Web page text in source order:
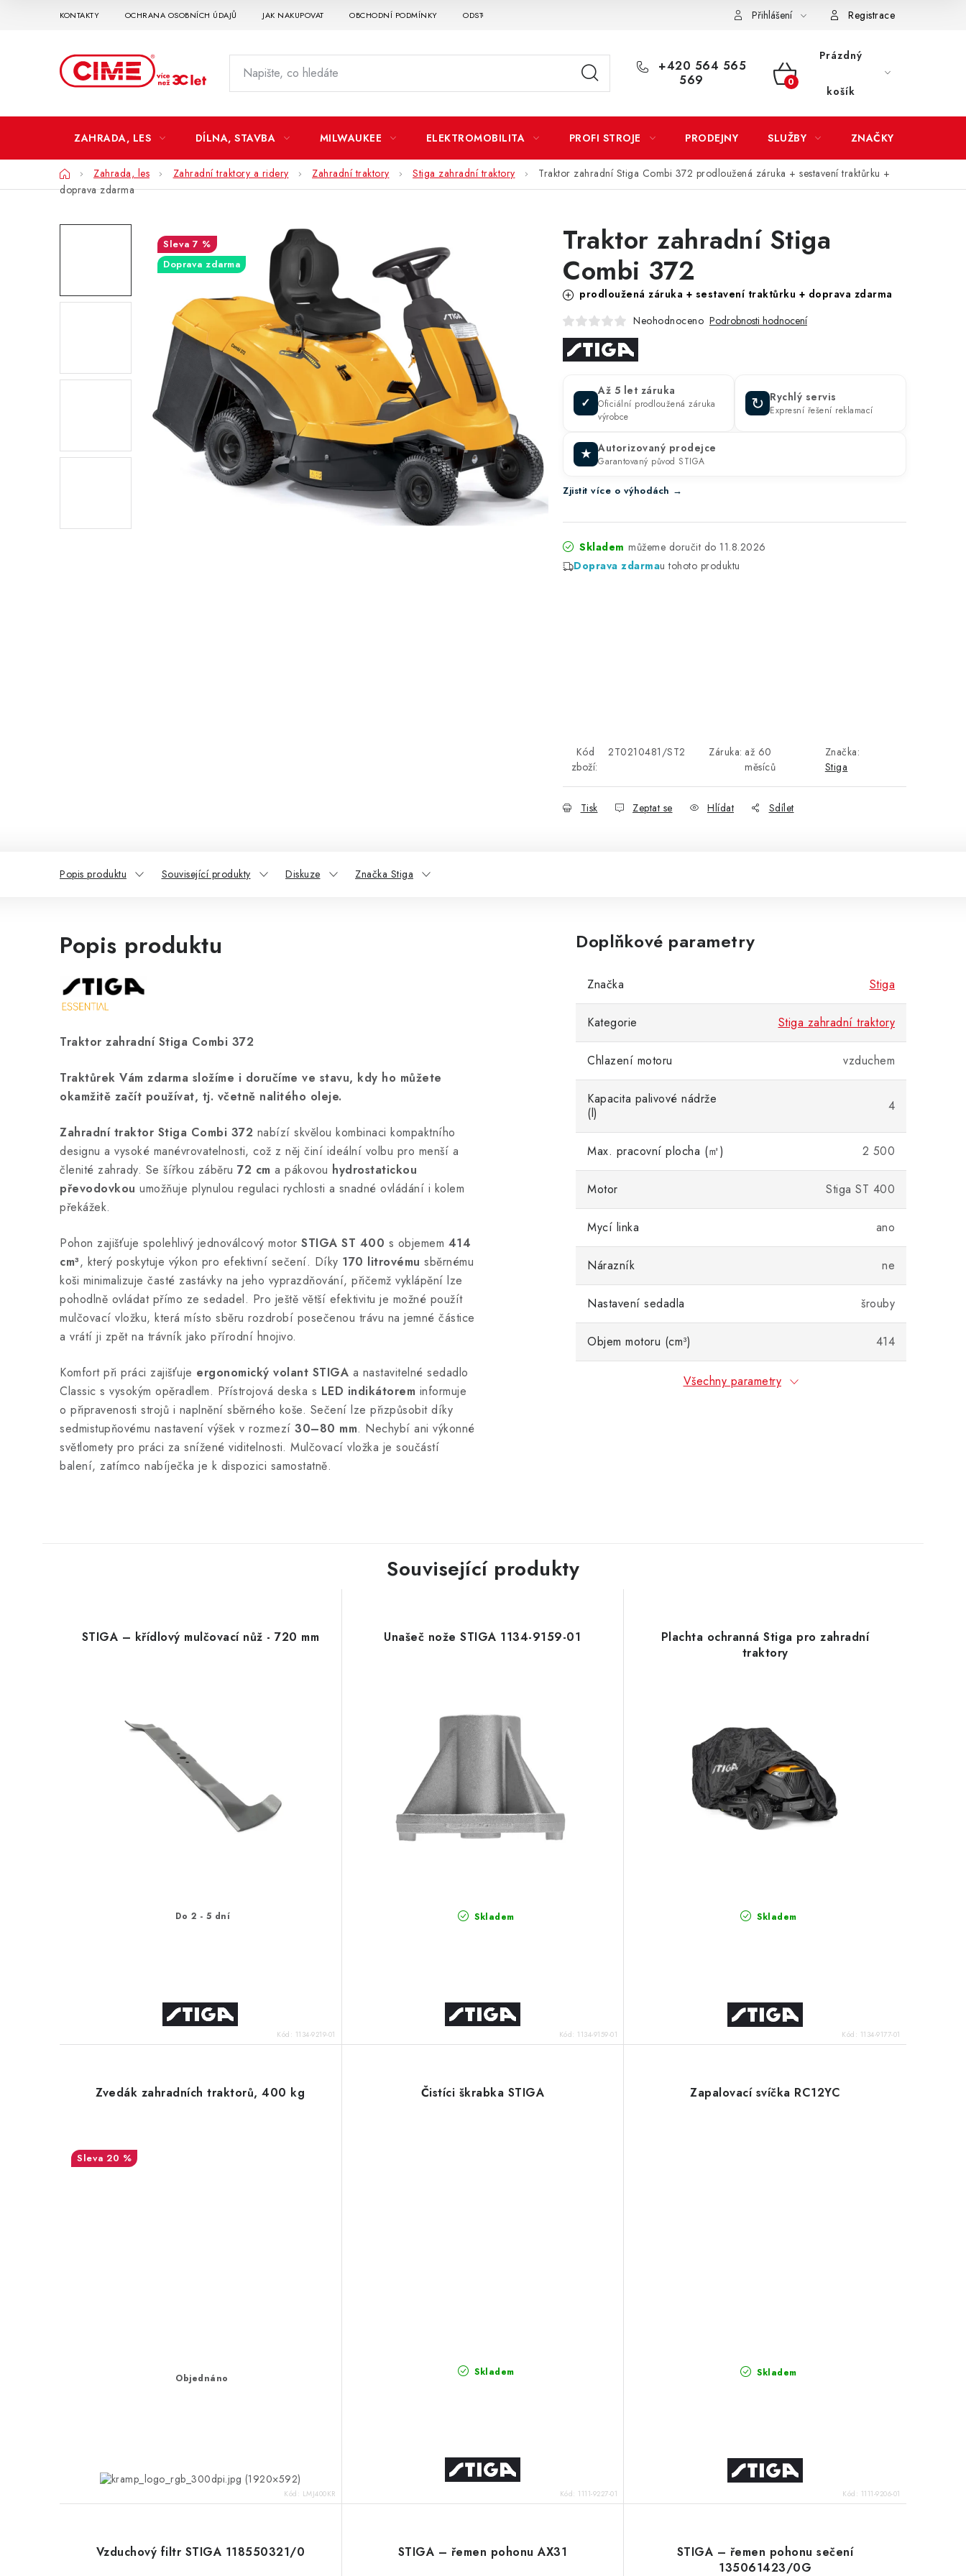
KONTAKTY OCHRANA OSOBNÍCH ÚDAJŮ JAK NAKUPOVAT OBCHODNÍ PODMÍNKY ODSTOUPENÍ OD SMLOUVY EXPEDICE ZBOŽÍ REKLAMACE ZAKOUPENÉHO ZBOŽÍ
Přihlášení Registrace
+420 564 565
569
NÁKUPNÍ
Prázdný
košík
ZAHRADA, LES DÍLNA, STAVBA MILWAUKEE ELEKTROMOBILITA PROFI STROJE PRODEJNY SLUŽBY ZNAČKY
DomůZahrada, les Zahradní traktory a ridery Zahradní traktory Stiga zahradní traktory Traktor zahradní Stiga Combi 372 prodloužená záruka + sestavení traktůrku +
doprava zdarma
Traktor zahradní Stiga
Combi 372
prodloužená záruka + sestavení traktůrku + doprava zdarma
Neohodnoceno Podrobnosti hodnocení
✓
Až 5 let záruka
Oficiální prodloužená záruka
výrobce
↻ Rychlý servis
Expresní řešení reklamací
★ Autorizovaný prodejce
Garantovaný původ STIGA
Zjistit více o výhodách →
Skladem
11.8.2026
Doprava zdarmau tohoto produktu
Kód
zboží:
2T0210481/ST2 Záruka: až 60
měsíců
Značka:
Stiga
Tisk Zeptat se Hlídat Sdílet
7 %
Doprava zdarma
Popis produktu Související produkty Diskuze Značka Stiga
Popis produktu
Traktor zahradní Stiga Combi 372
Traktůrek Vám zdarma složíme i doručíme ve stavu, kdy ho můžete
okamžitě začít používat, tj. včetně nalitého oleje.
Zahradní traktor Stiga Combi 372 nabízí skvělou kombinaci kompaktního
designu a vysoké manévrovatelnosti, což z něj činí ideální volbu pro menší a
členité zahrady. Se šířkou záběru 72 cm a pákovou hydrostatickou
převodovkou umožňuje plynulou regulaci rychlosti a snadné ovládání i kolem
překážek.
Pohon zajišťuje spolehlivý jednoválcový motor STIGA ST 400 s objemem 414
cm³, který poskytuje výkon pro efektivní sečení. Díky 170 litrovému sběrnému
koši minimalizuje časté zastávky na jeho vyprazdňování, přičemž vyklápění lze
pohodlně ovládat přímo ze sedadel. Pro ještě větší efektivitu je možné použít
mulčovací vložku, která místo sběru rozdrobí posečenou trávu na jemné částice
a vrátí ji zpět na trávník jako přírodní hnojivo.
Komfort při práci zajišťuje ergonomický volant STIGA a nastavitelné sedadlo
Classic s vysokým opěradlem. Přístrojová deska s LED indikátorem informuje
o připravenosti strojů i naplnění sběrného koše. Sečení lze přizpůsobit díky
sedmistupňovému nastavení výšek v rozmezí 30–80 mm. Nechybí ani výkonné
světlomety pro práci za snížené viditelnosti. Mulčovací vložka je součástí
balení, zatímco nabíječka je k dispozici samostatně.
Doplňkové parametry
Značka Stiga
Kategorie Stiga zahradní traktory
Chlazení motoru vzduchem
Kapacita palivové nádrže
(l)
4
Max. pracovní plocha (㎡) 2 500
Motor Stiga ST 400
Mycí linka ano
Nárazník ne
Nastavení sedadla šrouby
Objem motoru (cm³) 414
Všechny parametry
Související produkty
STIGA – křídlový mulčovací nůž - 720 mm
Do 2 - 5 dní
Kód: 1134-9219-01
Unašeč nože STIGA 1134-9159-01
Skladem
Kód: 1134-9159-01
Plachta ochranná Stiga pro zahradní
traktory
Skladem
Kód: 1134-9177-01
Zvedák zahradních traktorů, 400 kg
20 %
Objednáno
Kód: LMJ400KR
Čistíci škrabka STIGA
Skladem
Kód: 1111-9227-01
Zapalovací svíčka RC12YC
Skladem
Kód: 1111-9206-01
Vzduchový filtr STIGA 118550321/0 STIGA – řemen pohonu AX31
STIGA – řemen pohonu sečení
135061423/0G